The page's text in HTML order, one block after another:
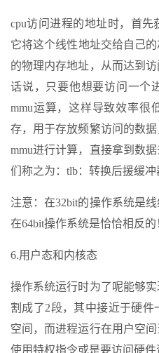
cpu访问进程的地址时，首先
它将这个线性地址交给自己
的物理内存地址，从而达到
话说，只要他想要访问一个
mmu运算，这样导致效率很
存，用于存放频繁访问的数
mmu进行计算，直接拿到数
们称之为：tlb：转换后援缓
注意：在32bit的操作系统是
在64bit操作系统是恰恰相反的
6.用户态和内核态
操作系统运行时为了呢能够
割成了2段，其中接近于硬
空间，而进程运行在用户空
使用特权指令或是要访问硬件